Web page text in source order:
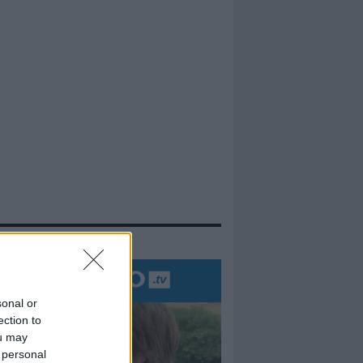
or
to
may